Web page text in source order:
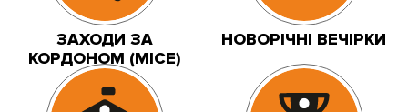
ЗАХОДИ ЗА
КОРДОНОМ (MICE)
НОВОРІЧНІ ВЕЧІРКИ